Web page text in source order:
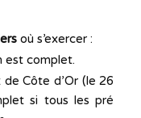
où s’exercer :
est complet.
Côte d’Or (le 26
si tous les pré